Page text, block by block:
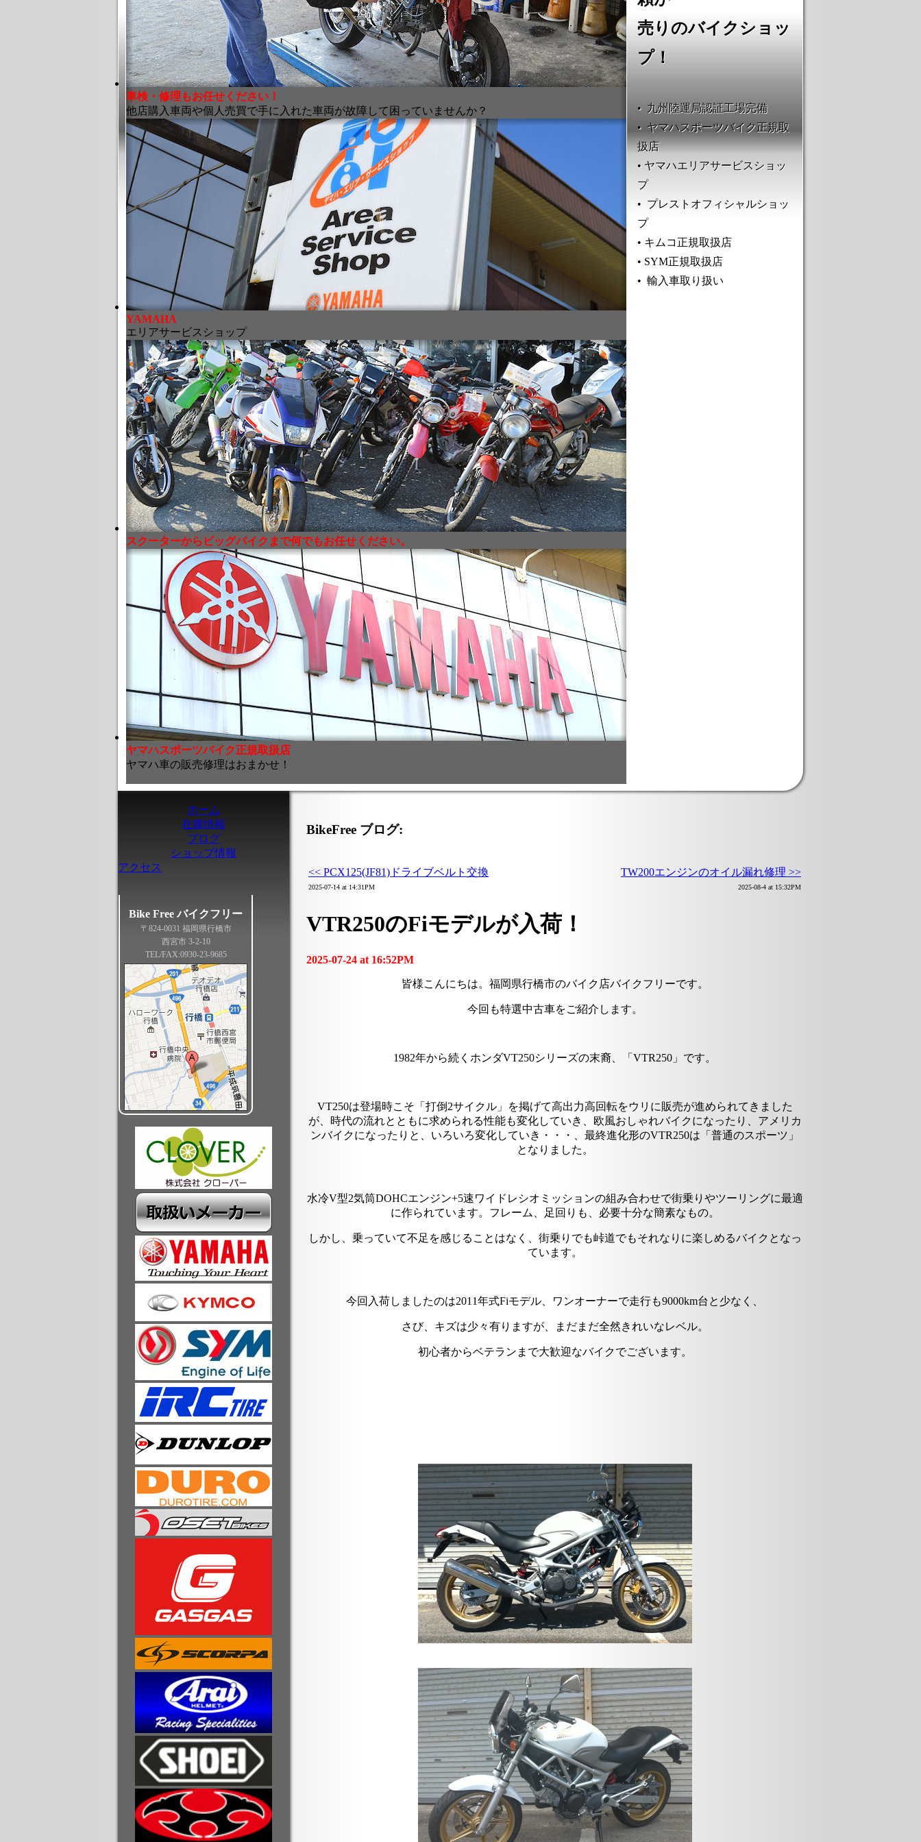
車検・修理もお任せください！
他店購入車両や個人売買で手に入れた車両が故障して困っていませんか？
YAMAHA
エリアサービスショップ
スクーターからビッグバイクまで何でもお任せください。
ヤマハスポーツバイク正規取扱店
ヤマハ車の販売修理はおまかせ！
売りのバイクショッ
プ！
• 九州陸運局認証工場完備
• ヤマハスポーツバイク正規取
扱店
• ヤマハエリアサービスショッ
プ
• プレストオフィシャルショッ
プ
• キムコ正規取扱店
• SYM正規取扱店
• 輸入車取り扱い
ホーム
在庫情報
ブログ
ショップ情報
アクセス
Bike Free バイクフリー
〒824-0031 福岡県行橋市
西宮市 3-2-10
TEL/FAX:0930-23-9685
BikeFree ブログ:
<< PCX125(JF81)ドライブベルト交換
2025-07-14 at 14:31PM
TW200エンジンのオイル漏れ修理 >>
2025-08-4 at 15:32PM
VTR250のFiモデルが入荷！
2025-07-24 at 16:52PM
皆様こんにちは。福岡県行橋市のバイク店バイクフリーです。
今回も特選中古車をご紹介します。
1982年から続くホンダVT250シリーズの末裔、「VTR250」です。
VT250は登場時こそ「打倒2サイクル」を掲げて高出力高回転をウリに販売が進められてきました
が、時代の流れとともに求められる性能も変化していき、欧風おしゃれバイクになったり、アメリカ
ンバイクになったりと、いろいろ変化していき・・・、最終進化形のVTR250は「普通のスポーツ」
となりました。
水冷V型2気筒DOHCエンジン+5速ワイドレシオミッションの組み合わせで街乗りやツーリングに最適
に作られています。フレーム、足回りも、必要十分な簡素なもの。
しかし、乗っていて不足を感じることはなく、街乗りでも峠道でもそれなりに楽しめるバイクとなっ
ています。
今回入荷しましたのは2011年式Fiモデル、ワンオーナーで走行も9000km台と少なく、
さび、キズは少々有りますが、まだまだ全然きれいなレベル。
初心者からベテランまで大歓迎なバイクでございます。